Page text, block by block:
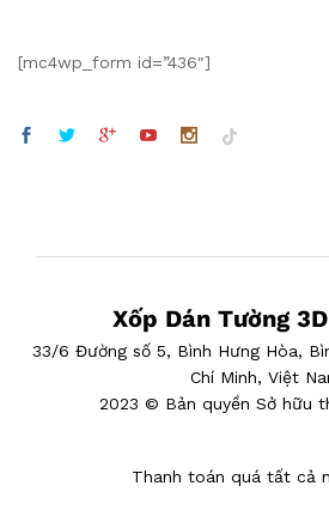
[mc4wp_form id=”436″]
Xốp Dán Tường
33/6 Đường số 5, Bình Hưng Hòa,
Chí Minh, Việt
2023 © Bản quyền Sở hữu
Thanh toán quá tất cả